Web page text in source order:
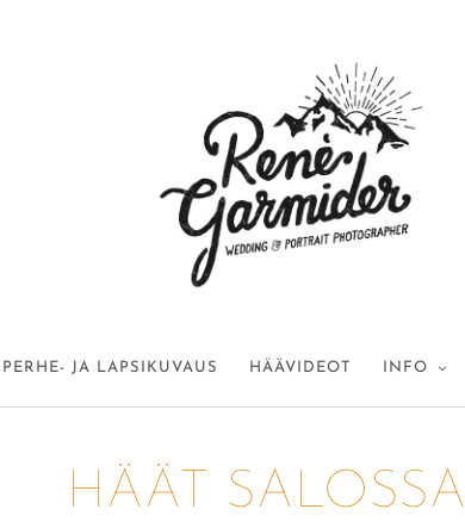
PERHE- JA LAPSIKUVAUS HÄÄVIDEOT INFO
HÄÄT SALOSSA